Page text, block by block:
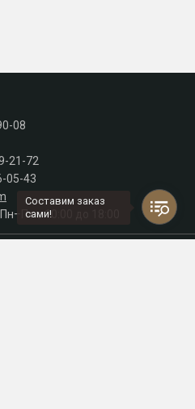
08
21-72
05-43
с 10:00 до 18:00
Составим заказ
сами!